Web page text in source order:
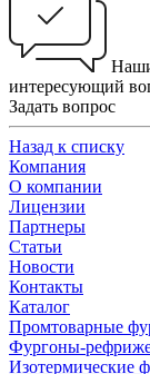
интересующий
Задать вопрос
Назад к списку
Компания
О компании
Лицензии
Партнеры
Статьи
Новости
Контакты
Каталог
Промтоварные
Фургоны-
Изотермические